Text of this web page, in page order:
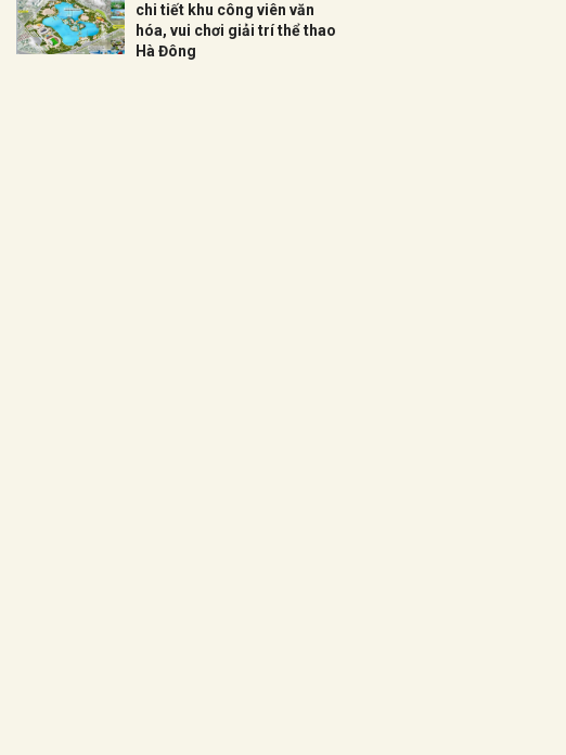
chi tiết khu công viên văn
hóa, vui chơi giải trí thể thao
Hà Đông